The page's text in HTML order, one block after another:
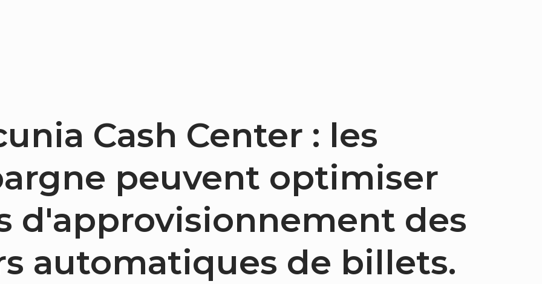
Cash Center : les
peuvent optimiser
d'approvisionnement des
automatiques de billets.